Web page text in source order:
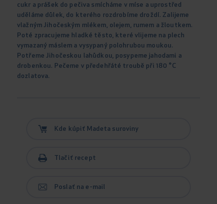
cukr a prášek do pečiva smícháme v míse a uprostřed
uděláme důlek, do kterého rozdrobíme droždí. Zalijeme
vlažným Jihočeským mlékem, olejem, rumem a žloutkem.
Poté zpracujeme hladké těsto, které vlijeme na plech
vymazaný máslem a vysypaný polohrubou moukou.
Potřeme Jihočeskou lahůdkou, posypeme jahodami a
drobenkou. Pečeme v předehřáté troubě při 180 °C
dozlatova.
Kde kúpiť Madeta suroviny
Tlačiť recept
Poslať na e-mail